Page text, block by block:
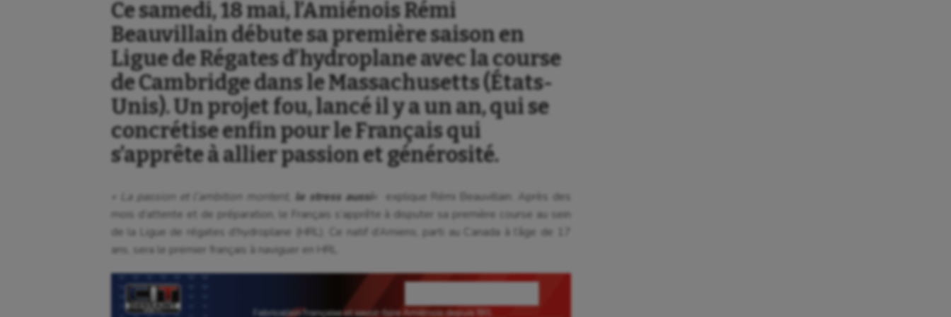
Ce samedi, 18 mai, l’Amiénois Rémi
Beauvillain débute sa première saison en
Ligue de Régates d’hydroplane avec la course
de Cambridge dans le Massachusetts (États-
Unis). Un projet fou, lancé il y a un an, qui se
concrétise enfin pour le Français qui
s’apprête à allier passion et générosité.
« La passion et l’ambition montent, le stress aussi«
explique Rémi Beauvillain. Après des
mois d’attente et de préparation, le Français s’apprête à disputer sa première course au sein
de la Ligue de régates d’hydroplane (HRL). Ce natif d’Amiens, parti au Canada à l’âge de 17
ans, sera le premier français à naviguer en HRL.